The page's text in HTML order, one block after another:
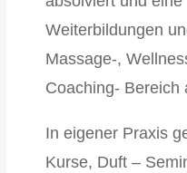
Weiterbildungen
Massage-,
Coaching- Bereich
In eigener Praxis
Kurse, Duft –